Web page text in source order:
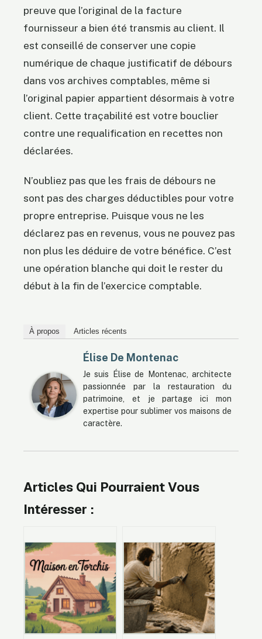
preuve que l’original de la facture
fournisseur a bien été transmis au client. Il
est conseillé de conserver une copie
numérique de chaque justificatif de débours
dans vos archives comptables, même si
l’original papier appartient désormais à votre
client. Cette traçabilité est votre bouclier
contre une requalification en recettes non
déclarées.
N’oubliez pas que les frais de débours ne
sont pas des charges déductibles pour votre
propre entreprise. Puisque vous ne les
déclarez pas en revenus, vous ne pouvez pas
non plus les déduire de votre bénéfice. C’est
une opération blanche qui doit le rester du
début à la fin de l’exercice comptable.
À propos Articles récents
Élise De Montenac
Je suis Élise de Montenac, architecte
passionnée par la restauration du
patrimoine, et je partage ici mon
expertise pour sublimer vos maisons de
caractère.
Articles Qui Pourraient Vous
Intéresser :